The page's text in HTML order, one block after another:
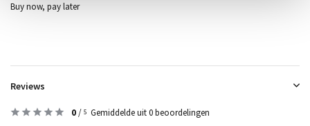
Buy now, pay later
Reviews
0/ 5 Gemiddelde uit 0 beoordelingen